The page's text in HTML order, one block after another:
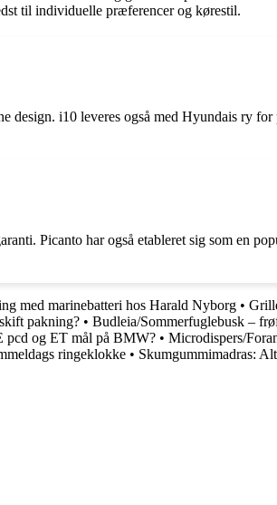
til individuelle præferencer og kørestil.
i10 leveres også med Hyundais ry
Picanto har også etableret sig som en
med marinebatteri hos Harald Nyborg •
pakning? • Budleia/Sommerfuglebusk –
og ET mål på BMW? • Microdispers/
ringeklokke • Skumgummimadras: